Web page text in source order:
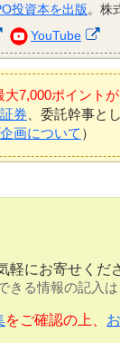
投資本を出版。株
YouTube
大7,000ポイント
券 、委託幹事と
画について ）
軽にお寄せくだ
る情報の記入は
をご確認の上、